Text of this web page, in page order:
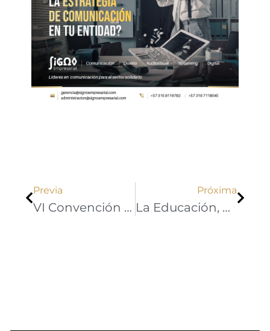
Previa
VI Convención Financiera Cooperativa
Próxima
La Educación, Uno De Los Principales Pilares Del Sector Cooperativo